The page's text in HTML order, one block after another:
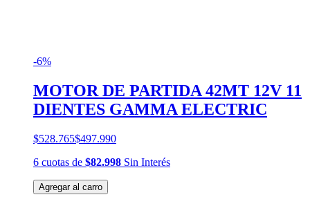
-6%
MOTOR DE PARTIDA 42MT 12V 11
DIENTES GAMMA ELECTRIC
$528.765$497.990
6 cuotas de $82.998 Sin Interés
Agregar al carro